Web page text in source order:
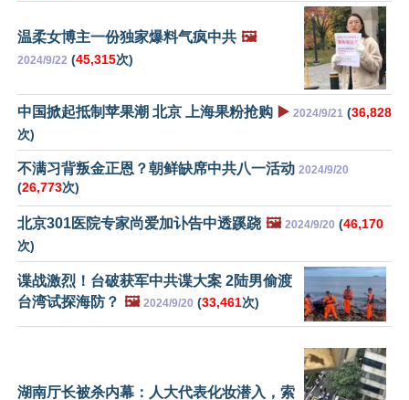
温柔女博主一份独家爆料气疯中共 🖼️
2024/9/22 (45,315次)
中国掀起抵制苹果潮 北京 上海果粉抢购 ▶️ 2024/9/21 (36,828
次)
不满习背叛金正恩？朝鲜缺席中共八一活动 2024/9/20
(26,773次)
北京301医院专家尚爱加讣告中透蹊跷 🖼️ 2024/9/20 (46,170
次)
谍战激烈！台破获军中共谍大案 2陆男偷渡
台湾试探海防？ 🖼️ 2024/9/20 (33,461次)
湖南厅长被杀内幕：人大代表化妆潜入，索